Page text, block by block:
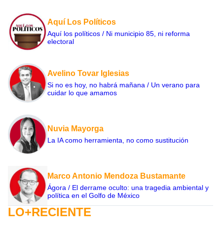
Aquí Los Políticos
Aquí los políticos / Ni municipio 85, ni reforma
electoral
Avelino Tovar Iglesias
Si no es hoy, no habrá mañana / Un verano para
cuidar lo que amamos
Nuvia Mayorga
La IA como herramienta, no como sustitución
Marco Antonio Mendoza Bustamante
Ágora / El derrame oculto: una tragedia ambiental y
política en el Golfo de México
LO+RECIENTE